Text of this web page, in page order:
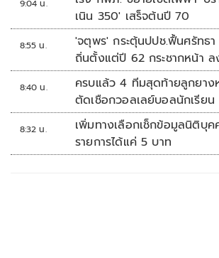
ต้นทุน-ขยายตลาดโลก
9:04 น.
เนิน 350' เสร็จต้นปี 70
8:55 น.
'จตุพร' กระตุ้นปปช.ฟื้นศรัทธ
ถิ่นตั้งแต่ปี 62 กระชากหน้า ล
8:40 น.
ครบแล้ว 4 ทีมสุดท้ายลูกยา
ตัดเชือกวอลเลย์บอลนักเรียน
2026'
8:32 น.
เพิ่มทางเลือกเช็กข้อมูลนิติบุค
รายการได้แค่ 5 บาท